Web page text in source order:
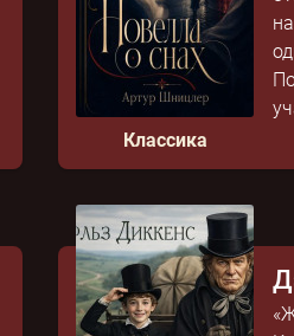
Классика